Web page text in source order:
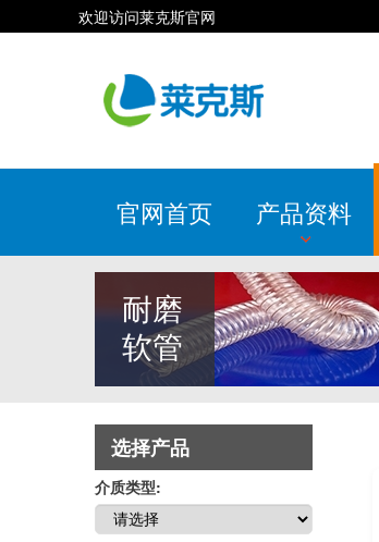
欢迎访问莱克斯官网
官网首页 产品资料
耐磨
软管
选择产品
介质类型: